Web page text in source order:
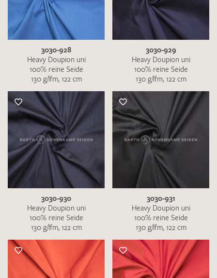
3030-928
Heavy Doupion uni
100% reine Seide
130 g/lfm, 122 cm
3030-929
Heavy Doupion uni
100% reine Seide
130 g/lfm, 122 cm
3030-930
Heavy Doupion uni
100% reine Seide
130 g/lfm, 122 cm
3030-931
Heavy Doupion uni
100% reine Seide
130 g/lfm, 122 cm